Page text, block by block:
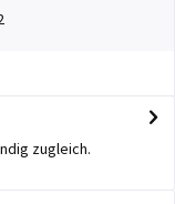
zugleich.